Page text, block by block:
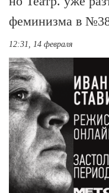
феминизма в
12:31, 14 февраля